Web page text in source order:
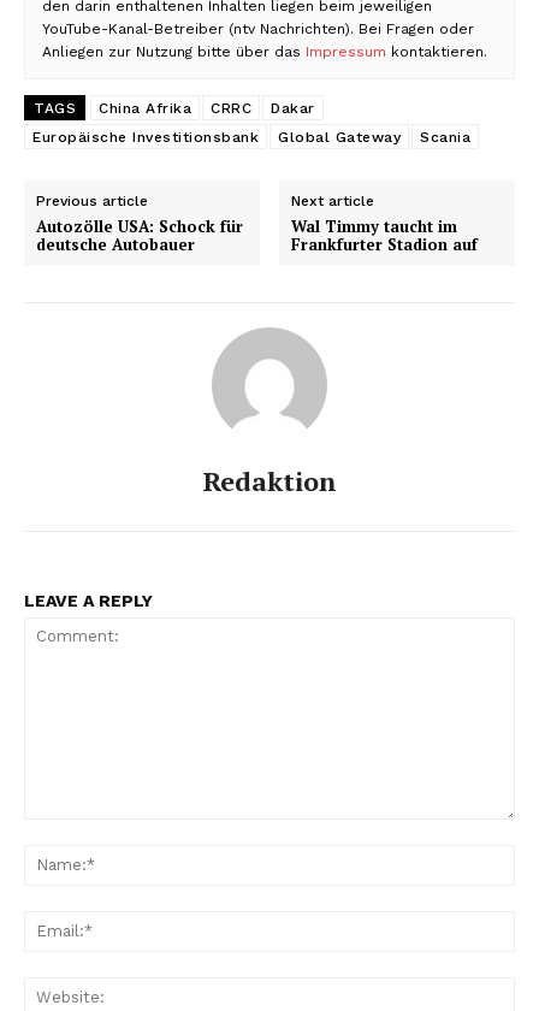
den darin enthaltenen Inhalten liegen beim jeweiligen
YouTube-Kanal-Betreiber (ntv Nachrichten). Bei Fragen oder
Anliegen zur Nutzung bitte über das Impressum kontaktieren.
TAGS China Afrika CRRC
Dakar
Europäische Investitionsbank
Global Gateway Scania
Previous article
Autozölle USA: Schock für
deutsche Autobauer
Next article
Wal Timmy taucht im
Frankfurter Stadion auf
Redaktion
LEAVE A REPLY